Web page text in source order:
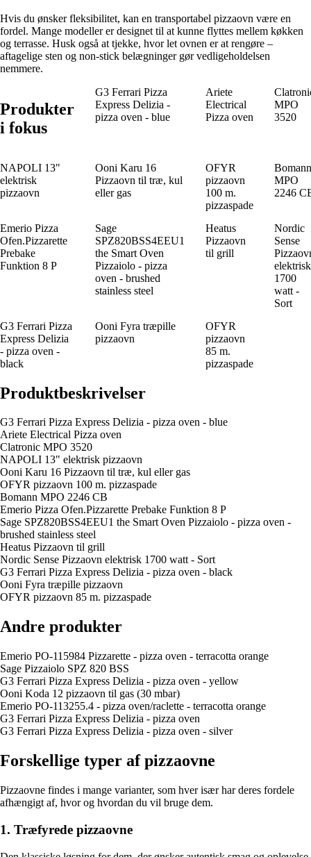
Hvis du ønsker fleksibilitet, kan en transportabel pizzaovn være en
fordel. Mange modeller er designet til at kunne flyttes mellem køkken
og terrasse. Husk også at tjekke, hvor let ovnen er at rengøre –
aftagelige sten og non-stick belægninger gør vedligeholdelsen
nemmere.
Produkter
i fokus
G3 Ferrari Pizza
Express Delizia -
pizza oven - blue
Ariete
Electrical
Pizza oven
MPO
3520
NAPOLI 13"
elektrisk
pizzaovn
Ooni Karu 16
Pizzaovn til træ, kul
eller gas
OFYR
pizzaovn
100 m.
pizzaspade
Bomann
MPO
2246
Emerio Pizza
Ofen.Pizzarette
Prebake
Funktion 8 P
Sage
SPZ820BSS4EEU1
the Smart Oven
Pizzaiolo - pizza
oven - brushed
stainless steel
Heatus
Pizzaovn
til grill
Nordic
Sense
elektrisk
1700
watt -
Sort
G3 Ferrari Pizza
Express Delizia
- pizza oven -
black
Ooni Fyra træpille
pizzaovn
OFYR
pizzaovn
85 m.
pizzaspade
Produktbeskrivelser
G3 Ferrari Pizza Express Delizia - pizza oven - blue
Ariete Electrical Pizza oven
Clatronic MPO 3520
NAPOLI 13" elektrisk pizzaovn
Ooni Karu 16 Pizzaovn til træ, kul eller gas
OFYR pizzaovn 100 m. pizzaspade
Bomann MPO 2246 CB
Emerio Pizza Ofen.Pizzarette Prebake Funktion 8 P
Sage SPZ820BSS4EEU1 the Smart Oven Pizzaiolo - pizza oven -
brushed stainless steel
Heatus Pizzaovn til grill
Nordic Sense Pizzaovn elektrisk 1700 watt - Sort
G3 Ferrari Pizza Express Delizia - pizza oven - black
Ooni Fyra træpille pizzaovn
OFYR pizzaovn 85 m. pizzaspade
Andre produkter
Emerio PO-115984 Pizzarette - pizza oven - terracotta orange
Sage Pizzaiolo SPZ 820 BSS
G3 Ferrari Pizza Express Delizia - pizza oven - yellow
Ooni Koda 12 pizzaovn til gas (30 mbar)
Emerio PO-113255.4 - pizza oven/raclette - terracotta orange
G3 Ferrari Pizza Express Delizia - pizza oven
G3 Ferrari Pizza Express Delizia - pizza oven - silver
Forskellige typer af pizzaovne
Pizzaovne findes i mange varianter, som hver især har deres fordele
afhængigt af, hvor og hvordan du vil bruge dem.
1. Træfyrede pizzaovne